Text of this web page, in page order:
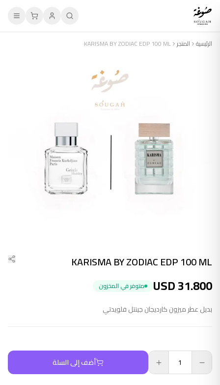
الرئيسية المتجر KARISMA BY ZODIAC EDP 100 ML
KARISMA BY ZODIAC EDP 100 ML
USD31.800 متوفر في المخزون
بديل عطر ميزون كارديجان جينتل فلويدتي
أضف إلى السلة